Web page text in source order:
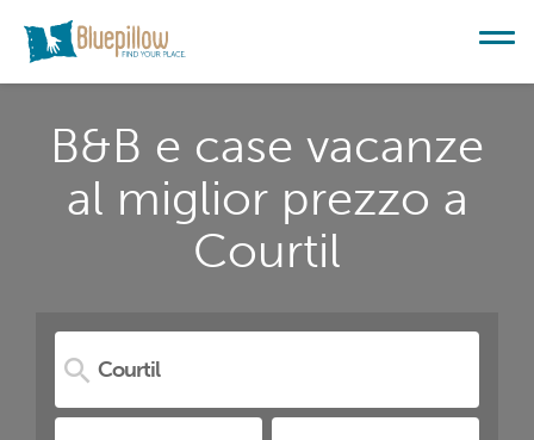
B&B e case vacanze
al miglior prezzo a
Courtil